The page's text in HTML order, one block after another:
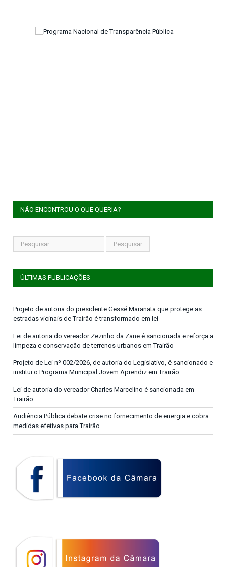
NÃO ENCONTROU O QUE QUERIA?
ÚLTIMAS PUBLICAÇÕES
Projeto de autoria do presidente Gessé Maranata que protege as
estradas vicinais de Trairão é transformado em lei
Lei de autoria do vereador Zezinho da Zane é sancionada e reforça a
limpeza e conservação de terrenos urbanos em Trairão
Projeto de Lei nº 002/2026, de autoria do Legislativo, é sancionado e
institui o Programa Municipal Jovem Aprendiz em Trairão
Lei de autoria do vereador Charles Marcelino é sancionada em
Trairão
Audiência Pública debate crise no fornecimento de energia e cobra
medidas efetivas para Trairão